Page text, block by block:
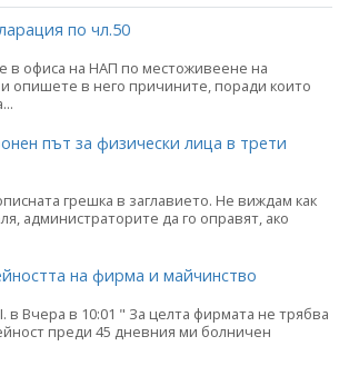
по чл.50
в офиса на НАП по местоживеене на
опишете в него причините, поради които
път за физически лица в трети
грешка в заглавието. Не виждам как
администраторите да го оправят, ако
на фирма и майчинство
в Вчера в 10:01 " За целта фирмата не трябва
преди 45 дневния ми болничен